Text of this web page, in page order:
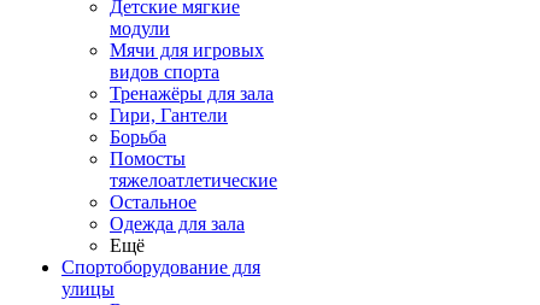
Детские мягкие
модули
Мячи для игровых
видов спорта
Тренажёры для зала
Гири, Гантели
Борьба
Помосты
тяжелоатлетические
Остальное
Одежда для зала
Ещё
Спортоборудование для
улицы